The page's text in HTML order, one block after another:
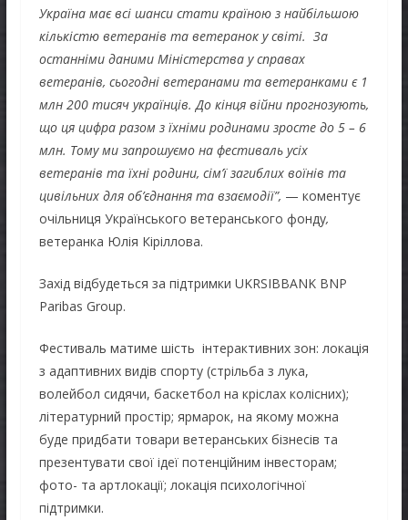
Україна має всі шанси стати країною з найбільшою
кількістю ветеранів та ветераноку світі. За
останніми даними Міністерства у справах
ветеранів, сьогодні ветеранами та ветеранкамиє 1
млн 200 тисяч українців. До кінця війни прогнозують,
що ця цифра разом з їхніми родинами зросте до 5 – 6
млн. Тому ми запрошуємо на фестиваль усіх
ветеранів та їхні родини, сім’ї загиблих воїнів та
цивільних для об’єднання та взаємодії”, — коментує
очільниця Українського ветеранського фонду,
ветеранка Юлія Кіріллова.
Захід відбудеться за підтримки UKRSIBBANK BNP
Paribas Group.
Фестиваль матиме шість інтерактивних зон: локація
з адаптивних видів спорту (стрільба з лука,
волейбол сидячи, баскетбол на кріслах колісних);
літературний простір; ярмарок, на якому можна
буде придбати товари ветеранських бізнесів та
презентувати свої ідеї потенційним інвесторам;
фото- та артлокації; локація психологічної
підтримки.